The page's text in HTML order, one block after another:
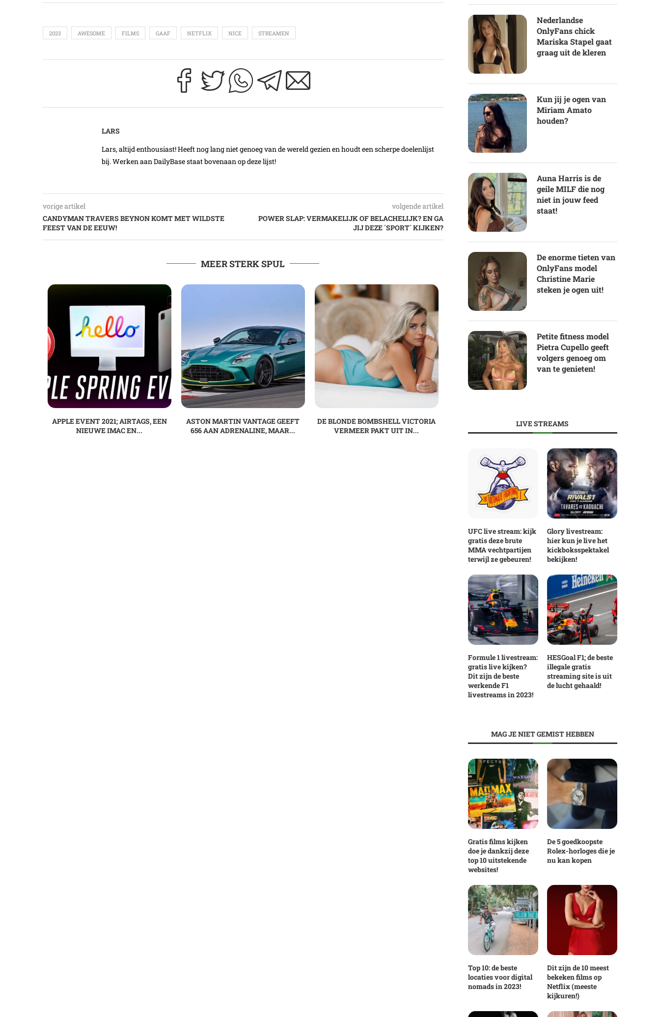
2023 AWESOME FILMS GAAF NETFLIX NICE STREAMEN
LARS
Lars, altijd enthousiast! Heeft nog lang niet genoeg van de wereld gezien en houdt een scherpe doelenlijst
bij. Werken aan DailyBase staat bovenaan op deze lijst!
vorige artikel
CANDYMAN TRAVERS BEYNON KOMT MET WILDSTE
FEEST VAN DE EEUW!
volgende artikel
POWER SLAP: VERMAKELIJK OF BELACHELIJK? EN GA
JIJ DEZE ´SPORT´ KIJKEN?
MEER STERK SPUL
APPLE EVENT 2021; AIRTAGS, EEN
NIEUWE IMAC EN...
ASTON MARTIN VANTAGE GEEFT
656 AAN ADRENALINE, MAAR...
DE BLONDE BOMBSHELL VICTORIA
VERMEER PAKT UIT IN...
Nederlandse
OnlyFans chick
Mariska Stapel gaat
graag uit de kleren
Kun jij je ogen van
Miriam Amato
houden?
Auna Harris is de
geile MILF die nog
niet in jouw feed
staat!
De enorme tieten van
OnlyFans model
Christine Marie
steken je ogen uit!
Petite fitness model
Pietra Cupello geeft
volgers genoeg om
van te genieten!
LIVE STREAMS
UFC live stream: kijk
gratis deze brute
MMA vechtpartijen
terwijl ze gebeuren!
Glory livestream:
hier kun je live het
kickboksspektakel
bekijken!
Formule 1 livestream:
gratis live kijken?
Dit zijn de beste
werkende F1
livestreams in 2023!
HESGoal F1; de beste
illegale gratis
streaming site is uit
de lucht gehaald!
MAG JE NIET GEMIST HEBBEN
Gratis films kijken
doe je dankzij deze
top 10 uitstekende
websites!
De 5 goedkoopste
Rolex-horloges die je
nu kan kopen
Top 10: de beste
locaties voor digital
nomads in 2023!
Dit zijn de 10 meest
bekeken films op
Netflix (meeste
kijkuren!)